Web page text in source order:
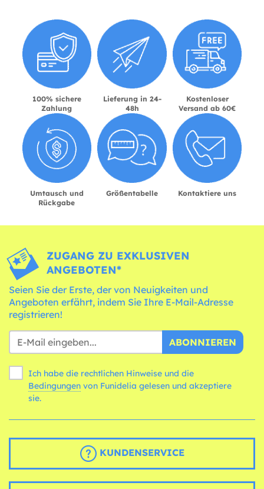
100% sichere
Zahlung
Lieferung in 24-
48h
Kostenloser
Versand ab 60€
Umtausch und
Rückgabe
Größentabelle Kontaktiere uns
ZUGANG ZU EXKLUSIVEN
ANGEBOTEN*
Seien Sie der Erste, der von Neuigkeiten und
Angeboten erfährt, indem Sie Ihre E-Mail-Adresse
registrieren!
ABONNIEREN
Ich habe die rechtlichen Hinweise und die
Bedingungen
sie.
KUNDENSERVICE